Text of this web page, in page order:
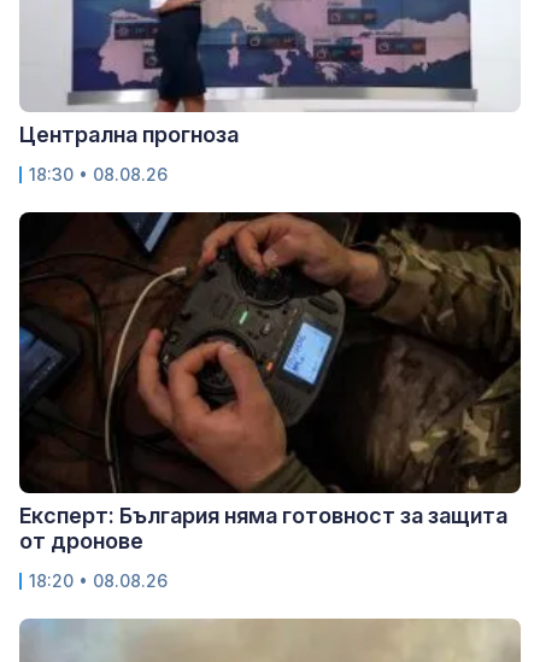
Централна прогноза
18:30 • 08.08.26
Експерт: България няма готовност за защита
от дронове
18:20 • 08.08.26